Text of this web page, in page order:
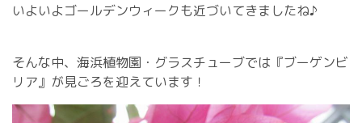
いよいよゴールデンウィークも近づいてきましたね♪
そんな中、海浜植物園・グラスチューブでは『ブーゲンビ
リア』が見ごろを迎えています！